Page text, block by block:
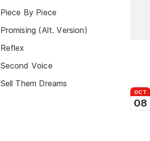
Piece By Piece
Promising (Alt. Version)
Reflex
Second Voice
Sell Them Dreams
OCT
08